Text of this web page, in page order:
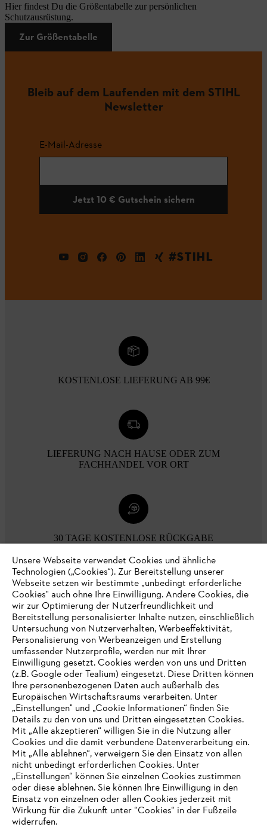
Hier findest Du die Größentabelle zur persönlichen
Schutzausrüstung.
Zur Größentabelle
Bleib auf dem Laufenden mit dem STIHL
Newsletter
E-Mail-Adresse
Jetzt 10 € Gutschein sichern
#STIHL
KOSTENLOSE LIEFERUNG AB 99€
LIEFERUNG NACH HAUSE ODER ZUM
FACHHANDEL VOR ORT
30 TAGE KOSTENLOSE RÜCKGABE
Zahlungsmöglichkeiten
Unternehmen
Online Shop
Service
IHR BROWSER WIRD NICHT
UNTERSTÜTZT
Unsere Webseite verwendet Cookies und ähnliche
Technologien („Cookies“). Zur Bereitstellung unserer
Webseite setzen wir bestimmte „unbedingt erforderliche
Cookies" auch ohne Ihre Einwilligung. Andere Cookies, die
wir zur Optimierung der Nutzerfreundlichkeit und
Bereitstellung personalisierter Inhalte nutzen, einschließlich
Untersuchung von Nutzerverhalten, Werbeeffektivität,
Personalisierung von Werbeanzeigen und Erstellung
umfassender Nutzerprofile, werden nur mit Ihrer
Einwilligung gesetzt. Cookies werden von uns und Dritten
(z.B. Google oder Tealium) eingesetzt. Diese Dritten können
Ihre personenbezogenen Daten auch außerhalb des
Europäischen Wirtschaftsraums verarbeiten. Unter
„Einstellungen" und „Cookie Informationen“ finden Sie
Details zu den von uns und Dritten eingesetzten Cookies.
Mit „Alle akzeptieren“ willigen Sie in die Nutzung aller
Cookies und die damit verbundene Datenverarbeitung ein.
Mit „Alle ablehnen“, verweigern Sie den Einsatz von allen
nicht unbedingt erforderlichen Cookies. Unter
„Einstellungen“ können Sie einzelnen Cookies zustimmen
oder diese ablehnen. Sie können Ihre Einwilligung in den
Einsatz von einzelnen oder allen Cookies jederzeit mit
Wirkung für die Zukunft unter “Cookies“ in der Fußzeile
widerrufen.